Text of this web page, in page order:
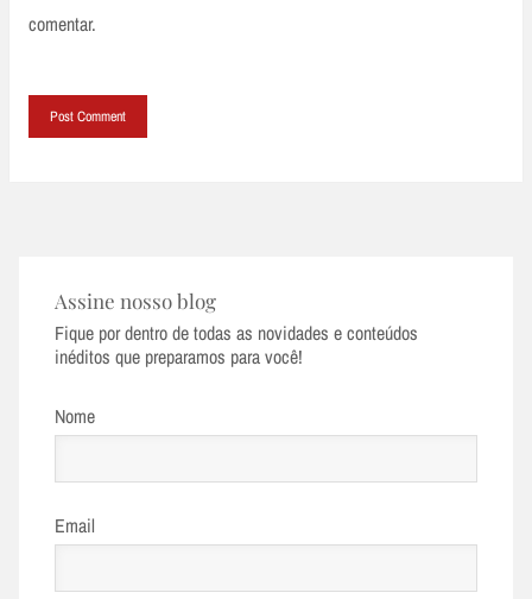
comentar.
Assine nosso blog
Fique por dentro de todas as novidades e conteúdos
inéditos que preparamos para você!
Nome
Email